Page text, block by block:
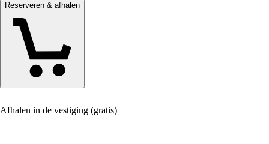
Reserveren & afhalen
Afhalen in de vestiging (gratis)